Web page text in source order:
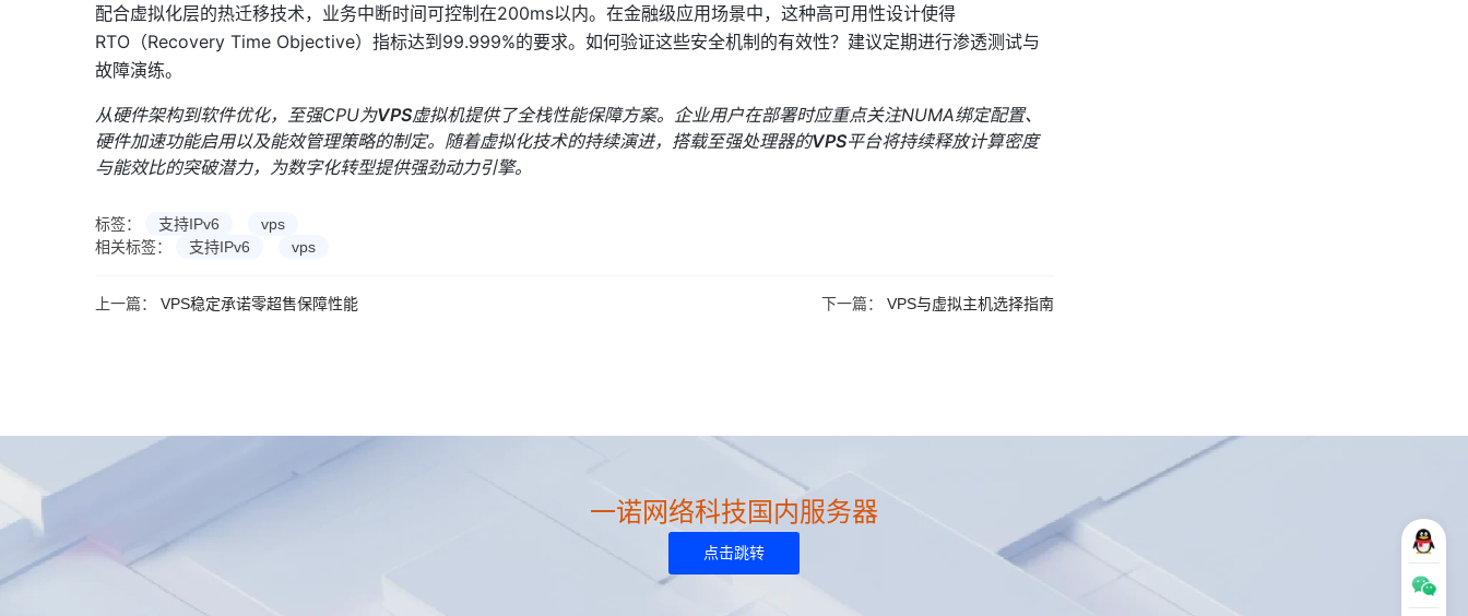
配合虚拟化层的热迁移技术，业务中断时间可控制在200ms以内。在金融级应用场景中，这种高可用性设计使得
RTO（Recovery Time Objective）指标达到99.999%的要求。如何验证这些安全机制的有效性？建议定期进行渗透测试与
故障演练。
从硬件架构到软件优化，至强CPU为VPS虚拟机提供了全栈性能保障方案。企业用户在部署时应重点关注NUMA绑定配置、
硬件加速功能启用以及能效管理策略的制定。随着虚拟化技术的持续演进，搭载至强处理器的VPS平台将持续释放计算密度
与能效比的突破潜力，为数字化转型提供强劲动力引擎。
标签： 支持IPv6
vps
相关标签：
支持IPv6 vps
上一篇： VPS稳定承诺零超售保障性能 下一篇： VPS与虚拟主机选择指南
一诺网络科技国内服务器
点击跳转